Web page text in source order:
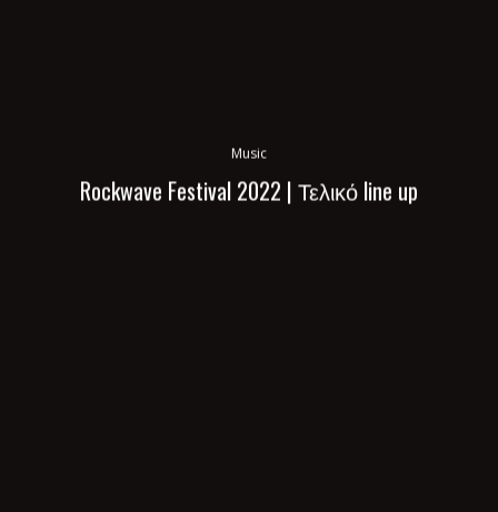
Music
Rockwave Festival 2022 | Τελικό line up